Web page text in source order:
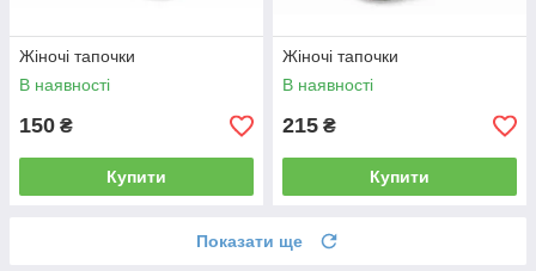
Жіночі тапочки
В наявності
150 ₴
Купити
Жіночі тапочки
В наявності
215 ₴
Купити
Показати ще